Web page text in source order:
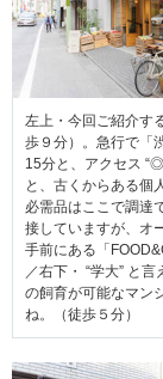
左上・今回ご紹介す
歩９分）。急行で「
15分と、アクセス
と、古くからある個
必需品はここで調達
接していますが、オ
手前にある「
／右下・ “学大” と
の飼育が可能なマン
ね。（徒歩５分）